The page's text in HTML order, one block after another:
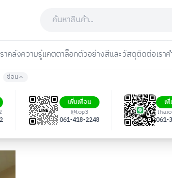
าคลังความรู้แคตตาล็อกตัวอย่างสีและวัสดุติดต่อเรา
ซ่อน
เพิ่มเพื่อน
@top3
061-418-2248
เ
061-